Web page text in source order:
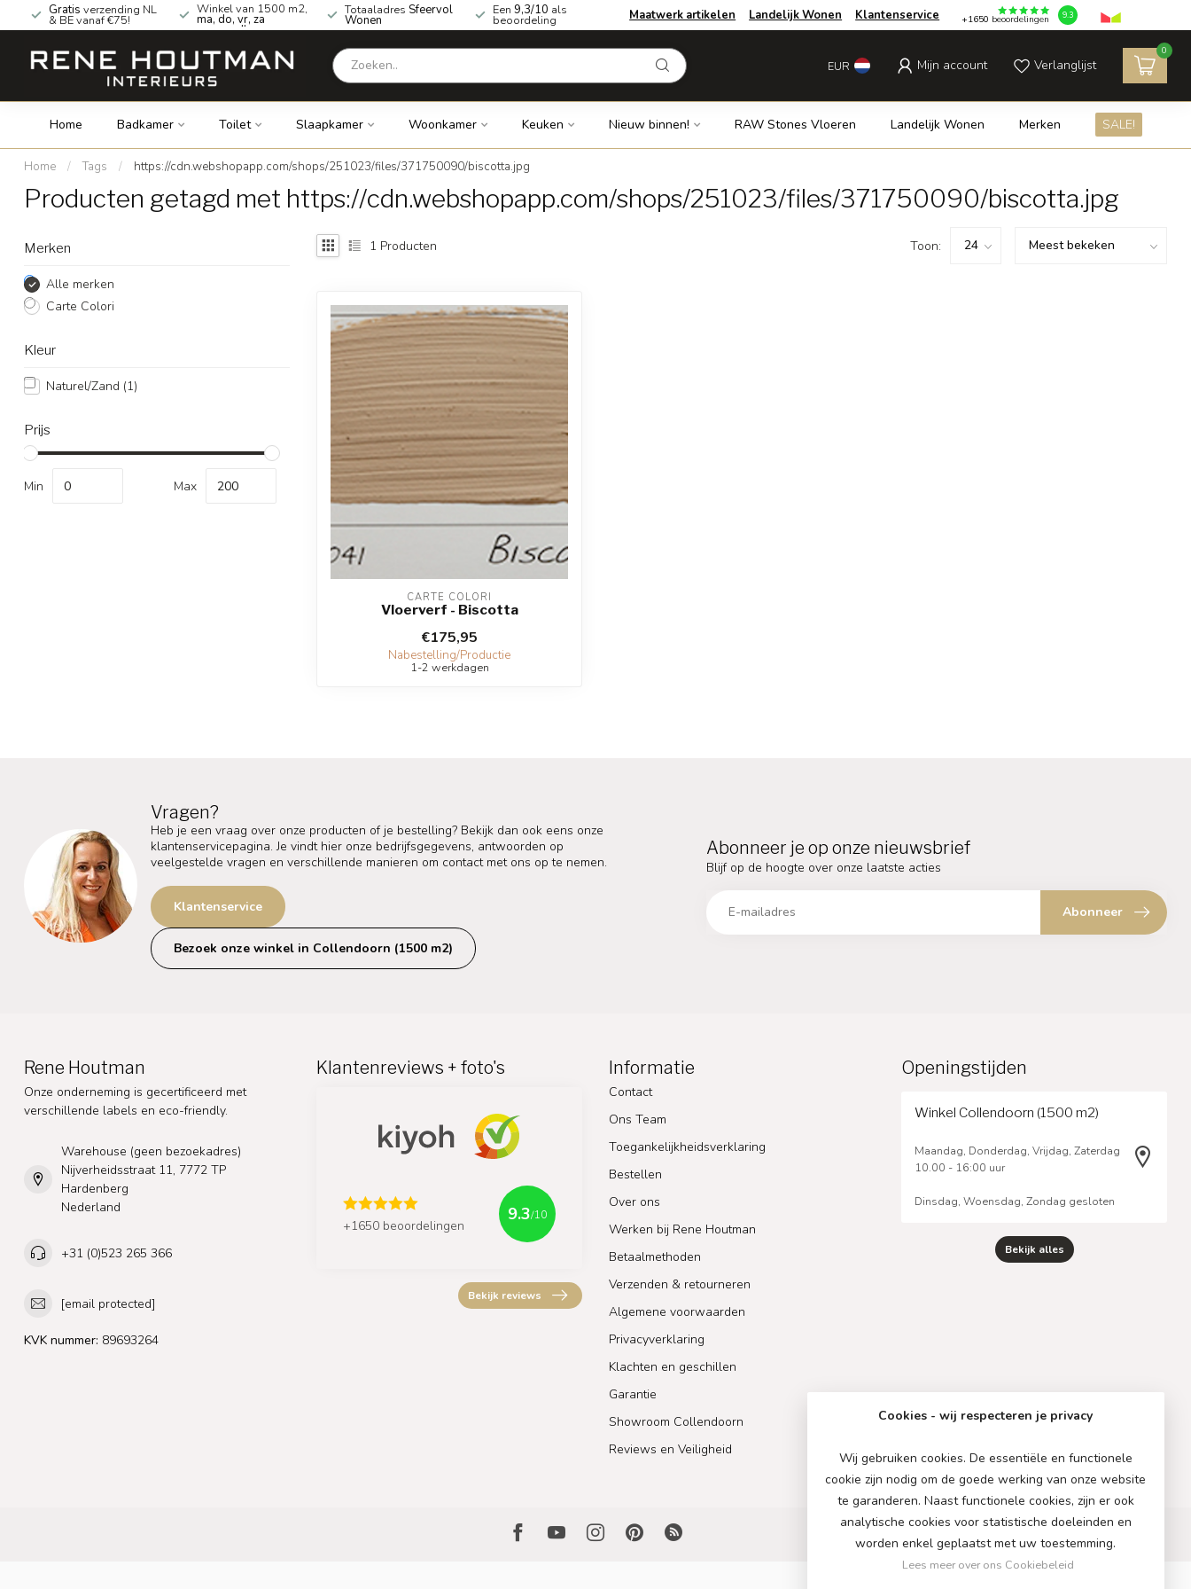
Gratis verzending NL
& BE vanaf €75!
Winkel van 1500 m2,
ma, do, vr, za
geopend!
Totaaladres Sfeervol
Wonen
Een 9,3/10 als
beoordeling Maatwerk artikelen Landelijk Wonen Klantenservice +1650 beoordelingen 9.3
EUR Mijn account Verlanglijst
0
Home Badkamer Toilet Slaapkamer Woonkamer Keuken Nieuw binnen! RAW Stones Vloeren Landelijk Wonen Merken SALE!
Home / Tags / https://cdn.webshopapp.com/shops/251023/files/371750090/biscotta.jpg
Producten getagd met https://cdn.webshopapp.com/shops/251023/files/371750090/biscotta.jpg
Merken
Alle merken
Carte Colori
Kleur
Naturel/Zand (1)
Prijs
Min Max
1 Producten Toon:
CARTE COLORI
Vloerverf - Biscotta
€175,95
Nabestelling/Productie
1-2 werkdagen
Vragen?
Heb je een vraag over onze producten of je bestelling? Bekijk dan ook eens onze
klantenservicepagina. Je vindt hier onze bedrijfsgegevens, antwoorden op
veelgestelde vragen en verschillende manieren om contact met ons op te nemen.
Klantenservice
Bezoek onze winkel in Collendoorn (1500 m2)
Abonneer je op onze nieuwsbrief
Blijf op de hoogte over onze laatste acties
Abonneer
Rene Houtman
Onze onderneming is gecertificeerd met
verschillende labels en eco-friendly.
Warehouse (geen bezoekadres)
Nijverheidsstraat 11, 7772 TP
Hardenberg
Nederland
+31 (0)523 265 366
[email protected]
KVK nummer: 89693264
Klantenreviews + foto's
+1650 beoordelingen
9.3/10
Bekijk reviews
Informatie
Contact
Ons Team
Toegankelijkheidsverklaring
Bestellen
Over ons
Werken bij Rene Houtman
Betaalmethoden
Verzenden & retourneren
Algemene voorwaarden
Privacyverklaring
Klachten en geschillen
Garantie
Showroom Collendoorn
Reviews en Veiligheid
Openingstijden
Winkel Collendoorn (1500 m2)
Maandag, Donderdag, Vrijdag, Zaterdag
10.00 - 16:00 uur
Dinsdag, Woensdag, Zondag gesloten
Bekijk alles
Cookies - wij respecteren je privacy
Wij gebruiken cookies. De essentiële en functionele
cookie zijn nodig om de goede werking van onze website
te garanderen. Naast functionele cookies, zijn er ook
analytische cookies voor statistische doeleinden en
worden enkel geplaatst met uw toestemming.
Lees meer over ons Cookiebeleid